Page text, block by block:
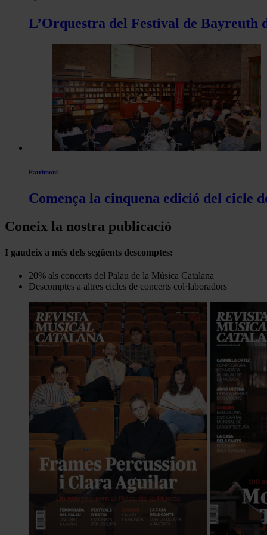
L’Orquestra del Festival de Bayreuth
Patrimoni
Comença la cinquena edició del cicle
Coneix la nostra publicació
I gaudeix a més dels següents descomptes:
20% als concerts del Palau de la Música Catalana
Descomptes a altres cicles de concerts col·laboradors